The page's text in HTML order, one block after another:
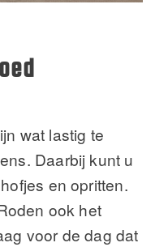
wat lastig te
Daarbij kunt u
en opritten.
ook het
voor de dag dat